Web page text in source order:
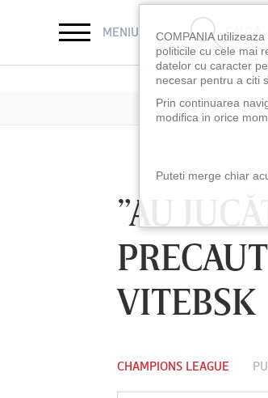
MENIU CAUTĂ
”AU
VITEBSK
CHAMPIONS LEAGUE
COMPANIA
politicile cu cele mai
datelor cu caracter
necesar pentru a citi
Prin continuarea
modifica in orice
Puteti merge chiar